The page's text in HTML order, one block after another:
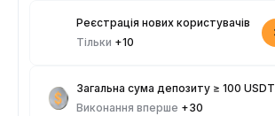
Реєстрація нових користувачів
Тільки +10
Загальна сума депозиту ≥ 100 USDT
Виконання вперше +30